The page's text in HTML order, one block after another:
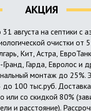
АКЦИЯ
августа на септики с
очистки от
Кит, Астра,
Гранд, Гарда, Евролос и
монтаж до 25%.
до 100 тыс.руб.
или со скидкой 80%
и расстояние).